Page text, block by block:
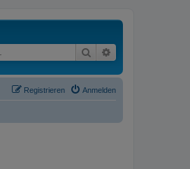
Suche
Anmelden
Registrieren